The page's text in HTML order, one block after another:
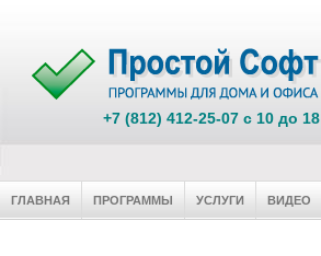
+7 (812) 412-25-07 c 10 до 18
ГЛАВНАЯ ПРОГРАММЫ УСЛУГИ ВИДЕО